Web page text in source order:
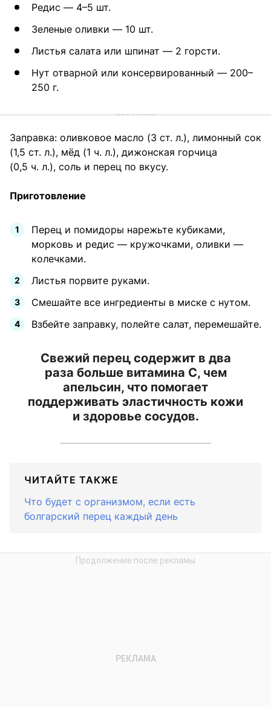
Редис — 4–5 шт.
Зеленые оливки — 10 шт.
Листья салата или шпинат — 2 горсти.
Нут отварной или консервированный — 200–
250 г.
Заправка: оливковое масло (3 ст. л.), лимонный сок
(1,5 ст. л.), мёд (1 ч. л.), дижонская горчица
(0,5 ч. л.), соль и перец по вкусу.
Приготовление
Перец и помидоры нарежьте кубиками,
морковь и редис — кружочками, оливки —
колечками.
Листья порвите руками.
Смешайте все ингредиенты в миске с нутом.
Взбейте заправку, полейте салат, перемешайте.
Свежий перец содержит в два
раза больше витамина C, чем
апельсин, что помогает
поддерживать эластичность кожи
и здоровье сосудов.
ЧИТАЙТЕ ТАКЖЕ
Что будет с организмом, если есть
болгарский перец каждый день